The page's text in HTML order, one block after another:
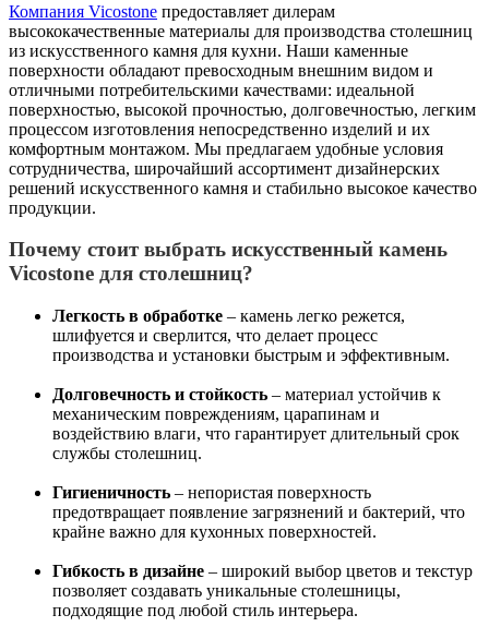
Компания Vicostone предоставляет дилерам
высококачественные материалы для производства столешниц
из искусственного камня для кухни. Наши каменные
поверхности обладают превосходным внешним видом и
отличными потребительскими качествами: идеальной
поверхностью, высокой прочностью, долговечностью, легким
процессом изготовления непосредственно изделий и их
комфортным монтажом. Мы предлагаем удобные условия
сотрудничества, широчайший ассортимент дизайнерских
решений искусственного камня и стабильно высокое качество
продукции.
Почему стоит выбрать искусственный камень
Vicostone для столешниц?
Легкость в обработке – камень легко режется,
шлифуется и сверлится, что делает процесс
производства и установки быстрым и эффективным.
Долговечность и стойкость – материал устойчив к
механическим повреждениям, царапинам и
воздействию влаги, что гарантирует длительный срок
службы столешниц.
Гигиеничность – непористая поверхность
предотвращает появление загрязнений и бактерий, что
крайне важно для кухонных поверхностей.
Гибкость в дизайне – широкий выбор цветов и текстур
позволяет создавать уникальные столешницы,
подходящие под любой стиль интерьера.